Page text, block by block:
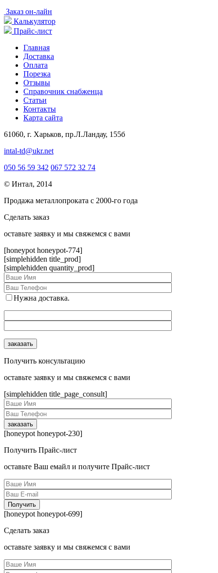
Заказ он-лайн
Калькулятор
Прайс-лист
Главная
Доставка
Оплата
Порезка
Отзывы
Справочник снабженца
Статьи
Контакты
Карта сайта
61060, г. Харьков, пр.Л.Ландау, 155б
intal-td@ukr.net
050 56 59 342 067 572 32 74
© Интал, 2014
Продажа металлопроката с 2000-го года
Сделать заказ
оcтавьте заявку и мы свяжемся с вами
[honeypot honeypot-774]
[simplehidden title_prod]
[simplehidden quantity_prod]
Нужна доставка.
Получить консультацию
оcтавьте заявку и мы свяжемся с вами
[simplehidden title_page_consult]
[honeypot honeypot-230]
Получить Прайс-лист
оcтавьте Ваш емайл и получите Прайс-лист
[honeypot honeypot-699]
Сделать заказ
оcтавьте заявку и мы свяжемся с вами